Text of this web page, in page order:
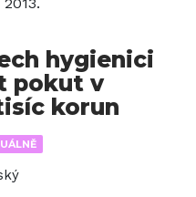
hygienici
pokut v
korun